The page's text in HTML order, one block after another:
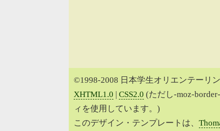
©1998-2008 日本学生オリエンテーリ
XHTML1.0 | CSS2.0 (ただし-moz-
ィを使用しています。)
このデザイン・テンプレートは、